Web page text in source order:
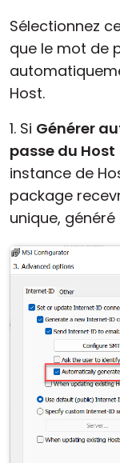
Sélectionnez
que le mot de
Host.
1. Si Générer
passe du Host
instance de
package
unique,